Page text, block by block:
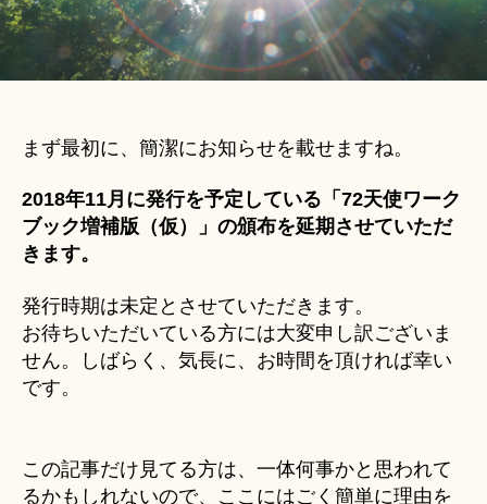
布
延
に
て
お
知
へ
の
まず最初に、簡潔にお知らせを載せますね。
2018年11月に発行を予定している「72天使ワーク
ブック増補版（仮）」の頒布を延期させていただ
きます。
発行時期は未定とさせていただきます。
お待ちいただいている方には大変申し訳ございま
せん。しばらく、気長に、お時間を頂ければ幸い
です。
この記事だけ見てる方は、一体何事かと思われて
るかもしれないので、ここにはごく簡単に理由を